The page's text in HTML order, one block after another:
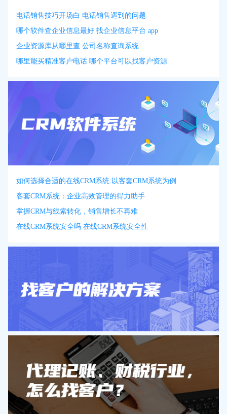
电话销售技巧开场白 电话销售遇到的问题
哪个软件查企业信息最好 找企业信息平台 app
企业资源库从哪里查 公司名称查询系统
哪里能买精准客户电话 哪个平台可以找客户资源
如何选择合适的在线CRM系统:以客套CRM系统为例
客套CRM系统：企业高效管理的得力助手
掌握CRM与线索转化，销售增长不再难
在线CRM系统安全吗 在线CRM系统安全性